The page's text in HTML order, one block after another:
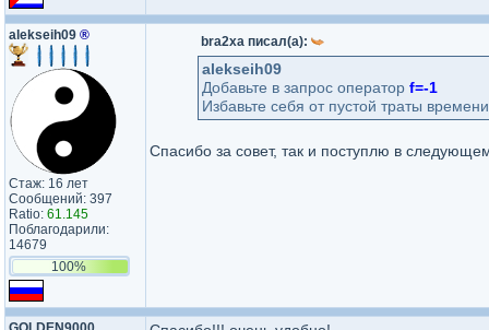
alekseih09 ®
Стаж: 16 лет
Сообщений: 397
Ratio: 61.145
Поблагодарили:
14679
100%
bra2xa писал(а):
alekseih09
Добавьте в запрос оператор f=-1
Избавьте себя от пустой траты
Спасибо за совет, так и поступлю в